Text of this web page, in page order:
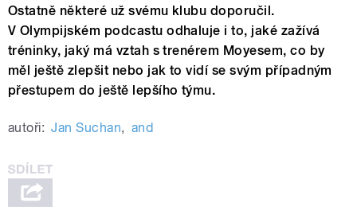
Ostatně některé už svému klubu doporučil.
V Olympijském podcastu odhaluje i to, jaké zažívá
tréninky, jaký má vztah s trenérem Moyesem, co by
měl ještě zlepšit nebo jak to vidí se svým případným
přestupem do ještě lepšího týmu.
autoři: Jan Suchan, and